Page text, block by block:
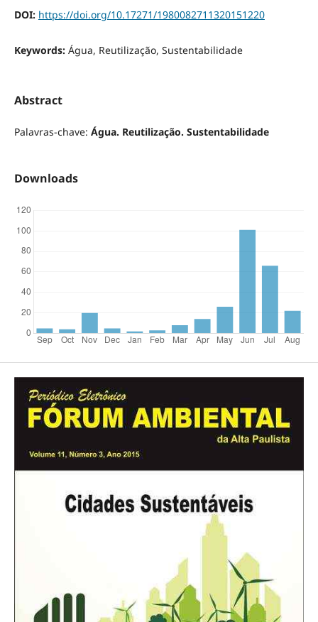
DOI: https://doi.org/10.17271/1980082711320151220
Keywords: Água, Reutilização, Sustentabilidade
Abstract
Palavras-chave: Água. Reutilização. Sustentabilidade
Downloads